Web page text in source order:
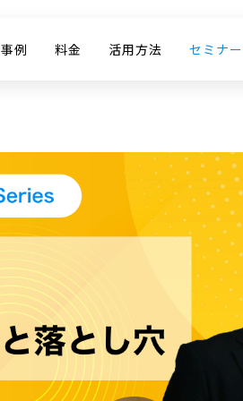
例 料金 活用方法 セミナー